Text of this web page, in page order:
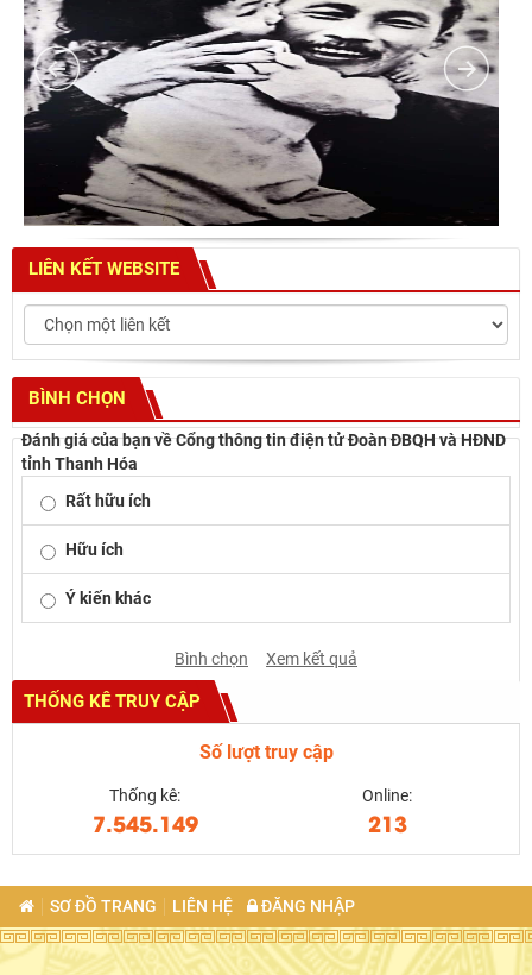
LIÊN KẾT WEBSITE
BÌNH CHỌN
Đánh giá của bạn về Cổng thông tin điện tử Đoàn ĐBQH và HĐND
tỉnh Thanh Hóa
Rất hữu ích
Hữu ích
Ý kiến khác
Bình chọn Xem kết quả
THỐNG KÊ TRUY CẬP
Số lượt truy cập
Thống kê:
7.545.149
Online:
213
SƠ ĐỒ TRANG LIÊN HỆ ĐĂNG NHẬP